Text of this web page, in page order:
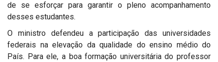
de se esforçar para garantir o pleno acompanhamento
desses estudantes.
O ministro defendeu a participação das universidades
federais na elevação da qualidade do ensino médio do
País. Para ele, a boa formação universitária do professor